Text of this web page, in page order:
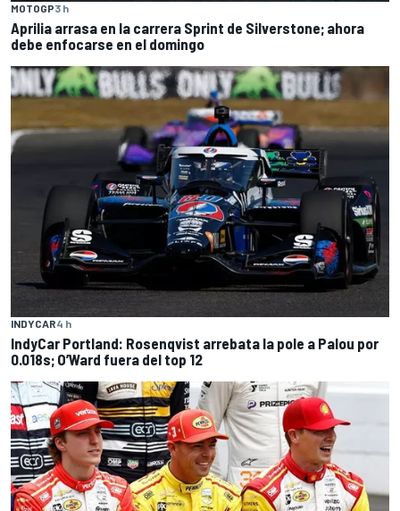
MOTOGP3 h
Aprilia arrasa en la carrera Sprint de Silverstone; ahora
debe enfocarse en el domingo
INDYCAR4 h
IndyCar Portland: Rosenqvist arrebata la pole a Palou por
0.018s; O’Ward fuera del top 12